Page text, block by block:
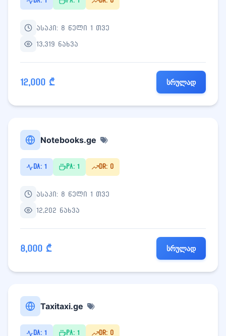
ასაკი: 8 წელი 1 თვე
13,319 ნახვა
12,000 ₾ სრულად
Notebooks.ge
DA: 1 PA: 1 DR: 0
ასაკი: 8 წელი 1 თვე
12,202 ნახვა
8,000 ₾ სრულად
Taxitaxi.ge
DA: 1 PA: 1 DR: 0